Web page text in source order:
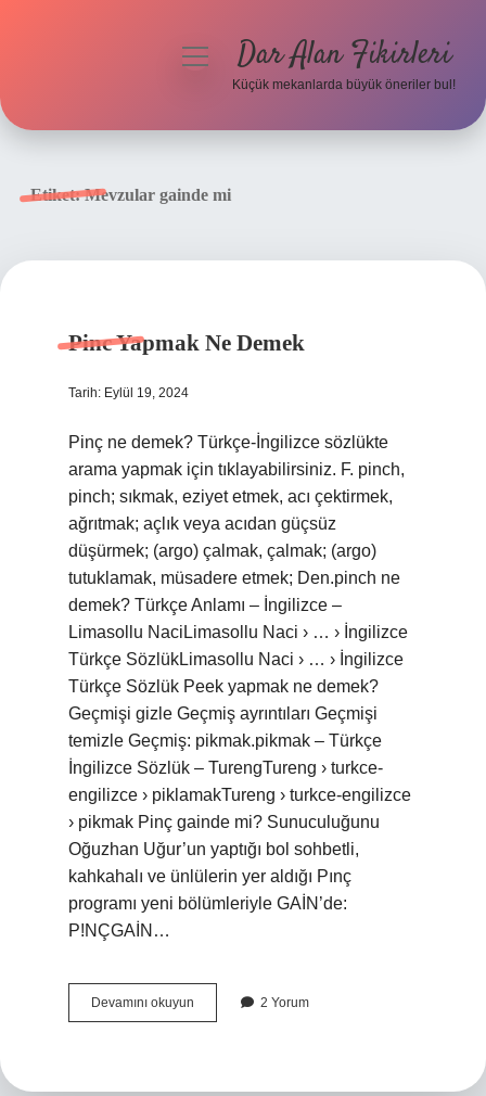
menüyüDar Alan Fikirleri
Küçük mekanlarda büyük öneriler bul!
Etiket:Mevzular gainde mi
Pinc Yapmak Ne Demek
Tarih: Eylül 19, 2024
Pinç ne demek? Türkçe-İngilizce sözlükte
arama yapmak için tıklayabilirsiniz. F. pinch,
pinch; sıkmak, eziyet etmek, acı çektirmek,
ağrıtmak; açlık veya acıdan güçsüz
düşürmek; (argo) çalmak, çalmak; (argo)
tutuklamak, müsadere etmek; Den.pinch ne
demek? Türkçe Anlamı – İngilizce –
Limasollu NaciLimasollu Naci › … › İngilizce
Türkçe SözlükLimasollu Naci › … › İngilizce
Türkçe Sözlük Peek yapmak ne demek?
Geçmişi gizle Geçmiş ayrıntıları Geçmişi
temizle Geçmiş: pikmak.pikmak – Türkçe
İngilizce Sözlük – TurengTureng › turkce-
engilizce › piklamakTureng › turkce-engilizce
› pikmak Pinç gainde mi? Sunuculuğunu
Oğuzhan Uğur’un yaptığı bol sohbetli,
kahkahalı ve ünlülerin yer aldığı Pınç
programı yeni bölümleriyle GAİN’de:
P!NÇGAİN…
Devamını okuyun
Yapmak
2 Yorum